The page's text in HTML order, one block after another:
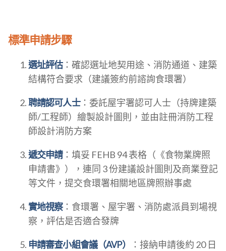
標準申請步驟
選址評估：確認選址地契用途、消防通道、建築
結構符合要求（建議簽約前諮詢食環署）
聘請認可人士：委託屋宇署認可人士（持牌建築
師/工程師）繪製設計圖則，並由註冊消防工程
師設計消防方案
遞交申請：填妥 FEHB 94 表格（《食物業牌照
申請書》），連同 3 份建議設計圖則及商業登記
等文件，提交食環署相關地區牌照辦事處
實地視察：食環署、屋宇署、消防處派員到場視
察，評估是否適合發牌
申請審查小組會議（AVP）
：接納申請後約 20 日